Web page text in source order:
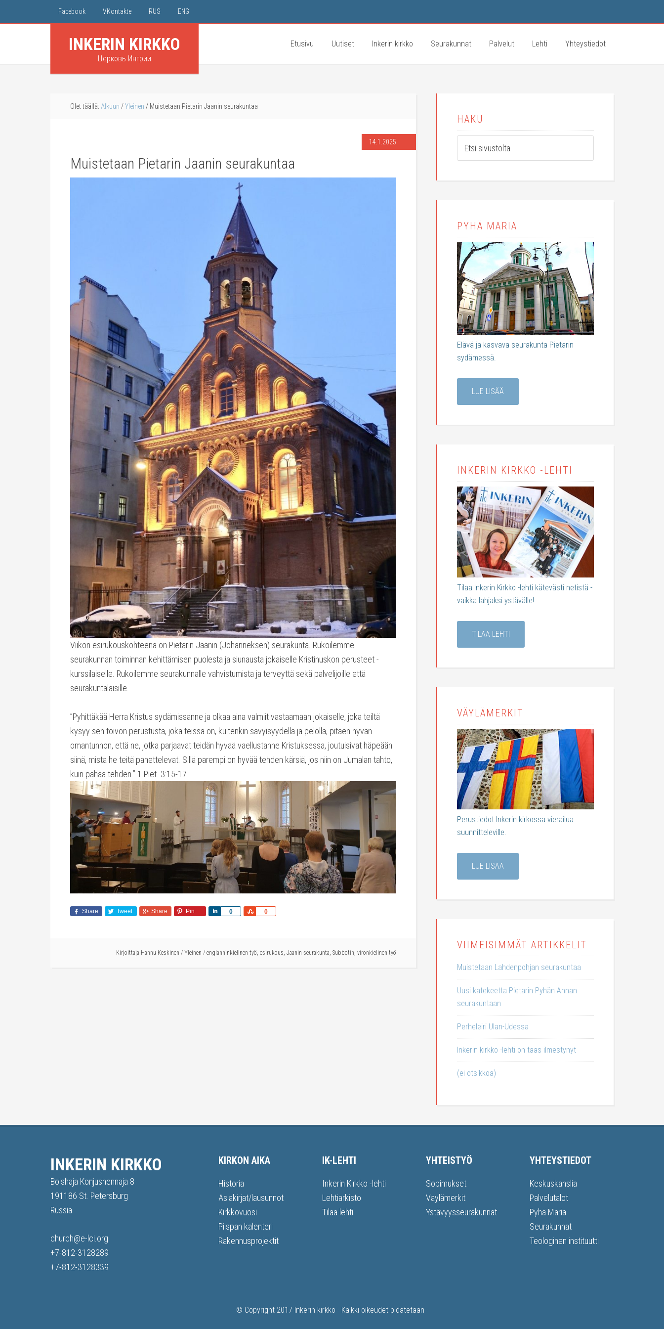
Facebook VKontakte RUS ENG
INKERIN KIRKKO
Церковь Ингрии
Etusivu Uutiset Inkerin kirkko Seurakunnat Palvelut Lehti Yhteystiedot
Olet täällä: Alkuun /Yleinen / Muistetaan Pietarin Jaanin seurakuntaa
14.1.2025
Muistetaan Pietarin Jaanin seurakuntaa
Viikon esirukouskohteena on Pietarin Jaanin (Johanneksen) seurakunta. Rukoilemme
seurakunnan toiminnan kehittämisen puolesta ja siunausta jokaiselle Kristinuskon perusteet -
kurssilaiselle. Rukoilemme seurakunnalle vahvistumista ja terveyttä sekä palvelijoille että
seurakuntalaisille.
”Pyhittäkää Herra Kristus sydämissänne ja olkaa aina valmiit vastaamaan jokaiselle, joka teiltä
kysyy sen toivon perustusta, joka teissä on, kuitenkin sävyisyydellä ja pelolla, pitäen hyvän
omantunnon, että ne, jotka parjaavat teidän hyvää vaellustanne Kristuksessa, joutuisivat häpeään
siinä, mistä he teitä panettelevat. Sillä parempi on hyvää tehden kärsiä, jos niin on Jumalan tahto,
kuin pahaa tehden.” 1.Piet. 3:15-17
Share Tweet Share Pin 0
Share 0
Share
Kirjoittaja Hannu Keskinen / Yleinen / englanninkielinen työ, esirukous, Jaanin seurakunta, Subbotin, vironkielinen työ
HAKU
PYHÄ MARIA
Elävä ja kasvava seurakunta Pietarin
sydämessä.
LUE LISÄÄ
INKERIN KIRKKO -LEHTI
Tilaa Inkerin Kirkko -lehti kätevästi netistä -
vaikka lahjaksi ystävälle!
TILAA LEHTI
VÄYLÄMERKIT
Perustiedot Inkerin kirkossa vierailua
suunnitteleville.
LUE LISÄÄ
VIIMEISIMMÄT ARTIKKELIT
Muistetaan Lahdenpohjan seurakuntaa
Uusi katekeetta Pietarin Pyhän Annan
seurakuntaan
Perheleiri Ulan-Udessa
Inkerin kirkko -lehti on taas ilmestynyt
(ei otsikkoa)
INKERIN KIRKKO
Bolshaja Konjushennaja 8
191186 St. Petersburg
Russia
church@e-lci.org
+7-812-3128289
+7-812-3128339
KIRKON AIKA
Historia
Asiakirjat/lausunnot
Kirkkovuosi
Piispan kalenteri
Rakennusprojektit
IK-LEHTI
Inkerin Kirkko -lehti
Lehtiarkisto
Tilaa lehti
YHTEISTYÖ
Sopimukset
Väylämerkit
Ystävyysseurakunnat
YHTEYSTIEDOT
Keskuskanslia
Palvelutalot
Pyhä Maria
Seurakunnat
Teologinen instituutti
© Copyright 2017 Inkerin kirkko · Kaikki oikeudet pidätetään ·